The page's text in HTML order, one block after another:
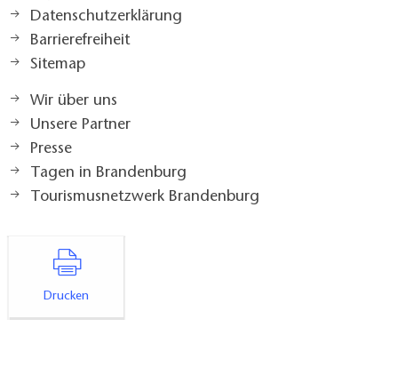
Datenschutzerklärung
Barrierefreiheit
Sitemap
Wir über uns
Unsere Partner
Presse
Tagen in Brandenburg
Tourismusnetzwerk Brandenburg
Drucken